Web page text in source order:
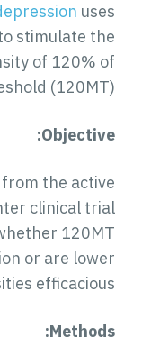
uses
stimulate the
of 120% of
(120MT).
Objective:
the active
clinical trial
120MT
or are lower
efficacious.
Methods: